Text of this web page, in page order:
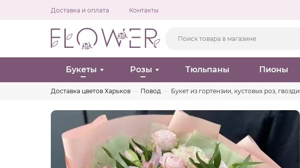
Доставка и оплата Контакты
Букеты Розы Тюльпаны Пионы
Доставка цветов Харьков Повод Букет из гортензии, кустовых роз,